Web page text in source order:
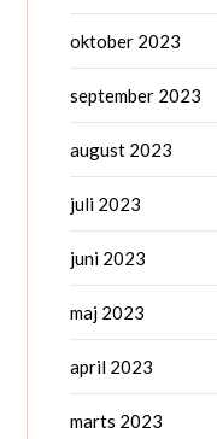
oktober 2023
september 2023
august 2023
juli 2023
juni 2023
maj 2023
april 2023
marts 2023